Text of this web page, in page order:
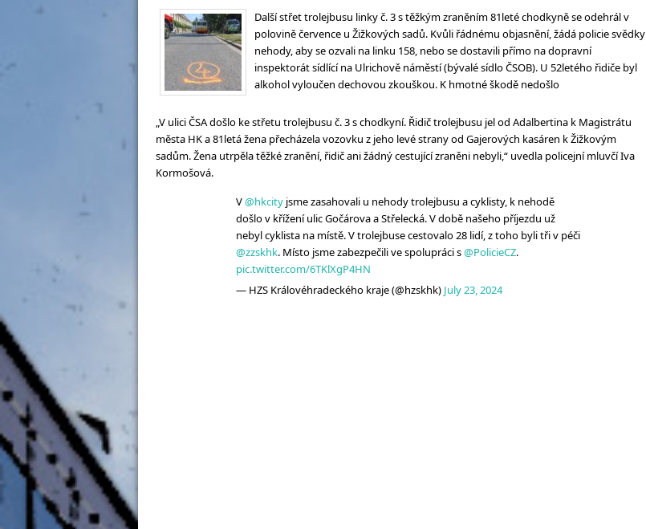
Další střet trolejbusu linky č. 3 s těžkým zraněním 81leté chodkyně se odehrál v
polovině července u Žižkových sadů. Kvůli řádnému objasnění, žádá policie svědky
nehody, aby se ozvali na linku 158, nebo se dostavili přímo na dopravní
inspektorát sídlící na Ulrichově náměstí (bývalé sídlo ČSOB). U 52letého řidiče byl
alkohol vyloučen dechovou zkouškou. K hmotné škodě nedošlo
„V ulici ČSA došlo ke střetu trolejbusu č. 3 s chodkyní. Řidič trolejbusu jel od Adalbertina k Magistrátu
města HK a 81letá žena přecházela vozovku z jeho levé strany od Gajerových kasáren k Žižkovým
sadům. Žena utrpěla těžké zranění, řidič ani žádný cestující zraněni nebyli,“ uvedla policejní mluvčí Iva
Kormošová.
V@hkcity jsme zasahovali u nehody trolejbusu a cyklisty, k nehodě
došlo v křížení ulic Gočárova a Střelecká. V době našeho příjezdu už
nebyl cyklista na místě. V trolejbuse cestovalo 28 lidí, z toho byli tři v péči
@zzskhk. Místo jsme zabezpečili ve spolupráci s@PolicieCZ.
pic.twitter.com/6TKlXgP4HN
— HZS Královéhradeckého kraje (@hzskhk) July 23, 2024